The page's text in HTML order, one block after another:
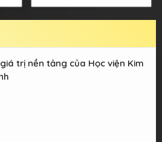
trị nền tảng của Học viện Kim